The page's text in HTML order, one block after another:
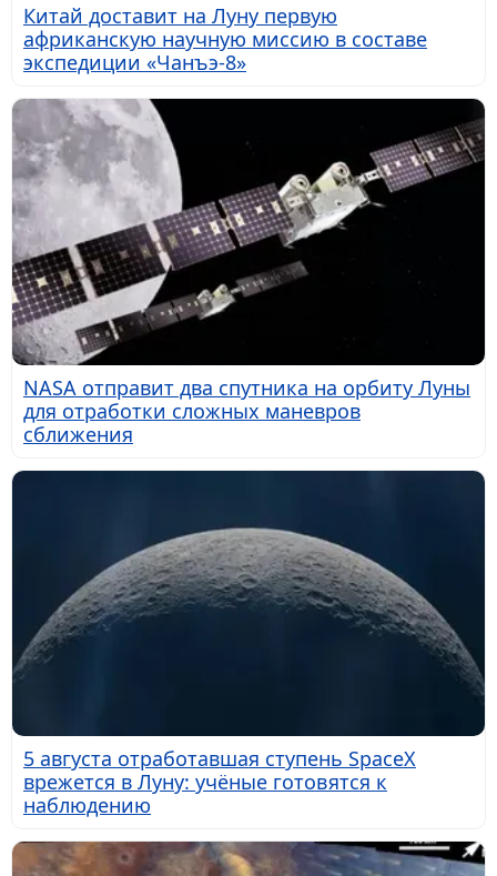
Китай доставит на Луну первую
африканскую научную миссию в составе
экспедиции «Чанъэ-8»
NASA отправит два спутника на орбиту Луны
для отработки сложных маневров
сближения
5 августа отработавшая ступень SpaceX
врежется в Луну: учёные готовятся к
наблюдению